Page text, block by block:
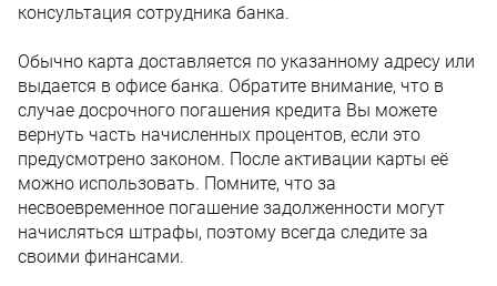
консультация сотрудника банка.
Обычно карта доставляется по указанному адресу или
выдается в офисе банка. Обратите внимание, что в
случае досрочного погашения кредита Вы можете
вернуть часть начисленных процентов, если это
предусмотрено законом. После активации карты её
можно использовать. Помните, что за
несвоевременное погашение задолженности могут
начисляться штрафы, поэтому всегда следите за
своими финансами.